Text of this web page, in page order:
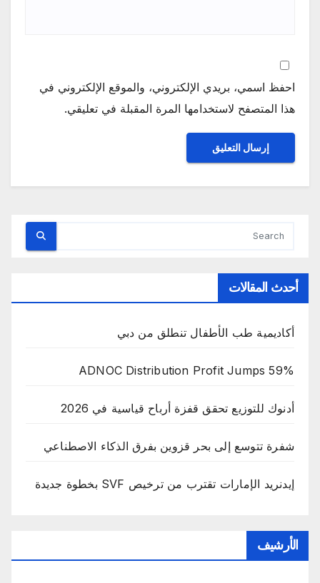
احفظ اسمي، بريدي الإلكتروني، والموقع الإلكتروني في
هذا المتصفح لاستخدامها المرة المقبلة في تعليقي.
أحدث المقالات
أكاديمية طب الأطفال تنطلق من دبي
ADNOC Distribution Profit Jumps 59%
أدنوك للتوزيع تحقق قفزة أرباح قياسية في 2026
شفرة تتوسع إلى بحر قزوين بفرق الذكاء الاصطناعي
إيدنريد الإمارات تقترب من ترخيص SVF بخطوة جديدة
الأرشيف